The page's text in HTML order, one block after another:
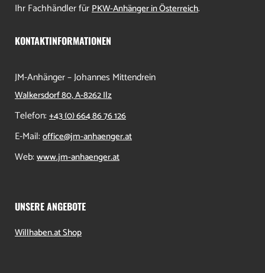
Ihr Fachhändler fürPKW-Anhänger in Österreich.
KONTAKTINFORMATIONEN
JM-Anhänger – Johannes Mittendrein
Walkersdorf 80, A-8262 Ilz
Telefon: +43 (0) 664 86 76 126
E-Mail: office@jm-anhaenger.at
Web: www.jm-anhaenger.at
UNSERE ANGEBOTE
Willhaben.at Shop